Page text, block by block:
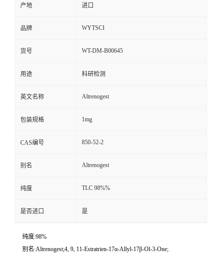
产地 进口
品牌 WYTSCI
货号 WT-DM-B00645
用途 科研检测
英文名称 Altrenogest
包装规格 1mg
CAS编号 850-52-2
别名 Altrenogest
纯度 TLC 98%%
是否进口 是
纯度:98%
别名:Altrenogest;4, 9, 11-Estratrien-17α-Allyl-17β-Ol-3-One;